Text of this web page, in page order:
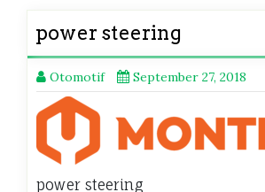
power steering
Otomotif September 27, 2018
power steering